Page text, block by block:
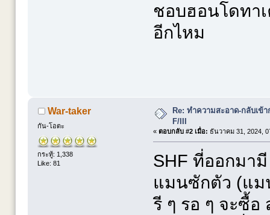
ชอบฮอนโดทา
อีกไหม
War-taker
กัน-โอตะ
กระทู้: 1,338
Like: 81
Re: ทำความสะอาด-กลับเข้
F/III
« ตอบกลับ #2 เมื่อ: ธันวาคม 31, 2024,
SHF ที่ออกมา
แมนซักตัว (แม
รี ๆ รอ ๆ จะซื้